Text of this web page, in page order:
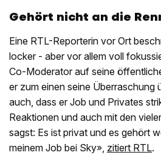
Gehört nicht an die
Eine RTL-Reporterin vor Ort
locker - aber vor allem voll
Co-Moderator auf seine
er zum einen seine Überraschung
auch, dass er Job und Privates
Reaktionen und auch mit den
sagst: Es ist privat und es gehört
meinem Job bei Sky», zitiert RTL.